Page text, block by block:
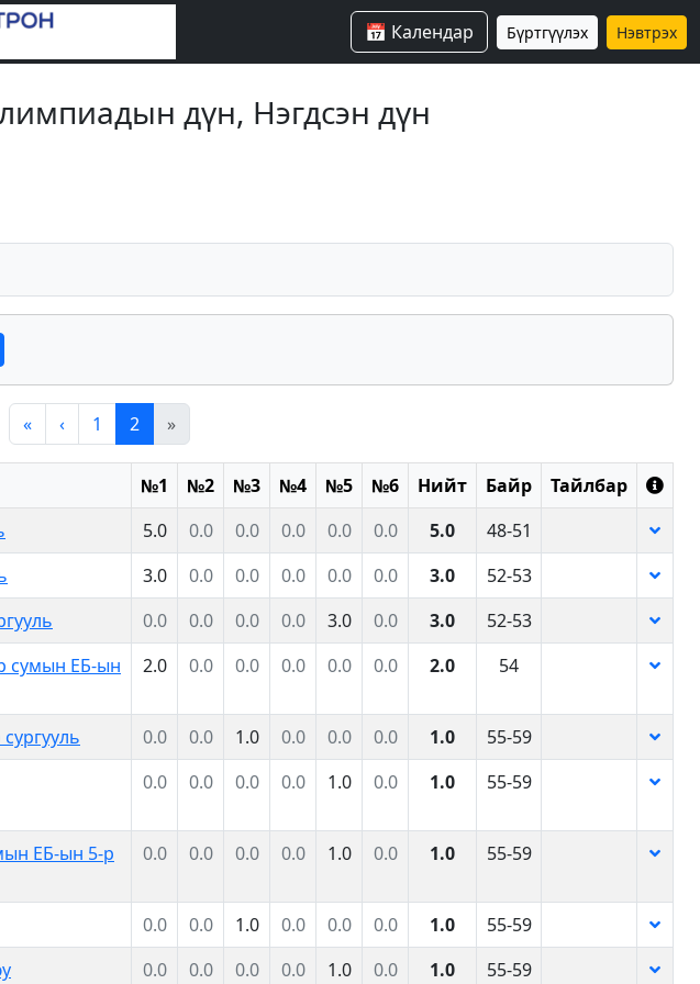
📅 Календар Бүртгүүлэх Нэвтрэх
дүн, Нэгдсэн дүн
« ‹ 1 2 »
№1 №2 №3 №4 №5 №6 Нийт Байр
Тайлбар
5.0 0.0 0.0 0.0 0.0 0.0 5.0
48-51
3.0 0.0 0.0 0.0 0.0 0.0 3.0
52-53
0.0 0.0 0.0 0.0 3.0 0.0 3.0
52-53
сумын ЕБ-ын
2.0 0.0 0.0 0.0 0.0 0.0 2.0 54
0.0 0.0 1.0 0.0 0.0 0.0 1.0
55-59
0.0 0.0 0.0 0.0 1.0 0.0 1.0 55-59
ЕБ-ын 5-р
0.0 0.0 0.0 0.0 1.0 0.0 1.0 55-59
0.0 0.0 1.0 0.0 0.0 0.0 1.0
55-59
0.0 0.0 0.0 0.0 1.0 0.0 1.0 55-59